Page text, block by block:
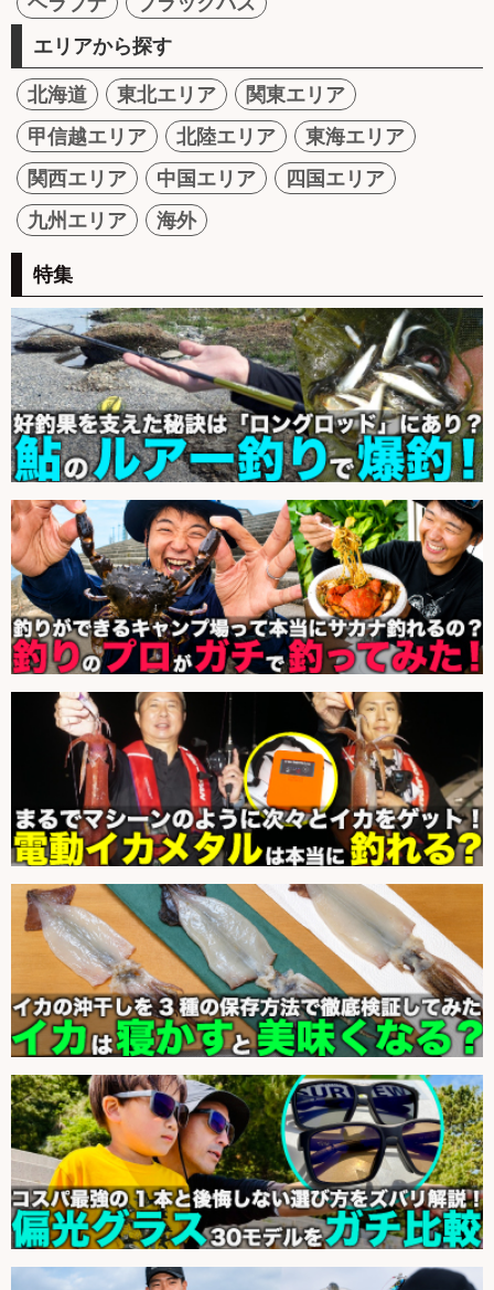
エリアから探す
北海道 東北エリア
関東エリア
甲信越エリア
北陸エリア
東海エリア
関西エリア
中国エリア
四国エリア
九州エリア
海外
特集